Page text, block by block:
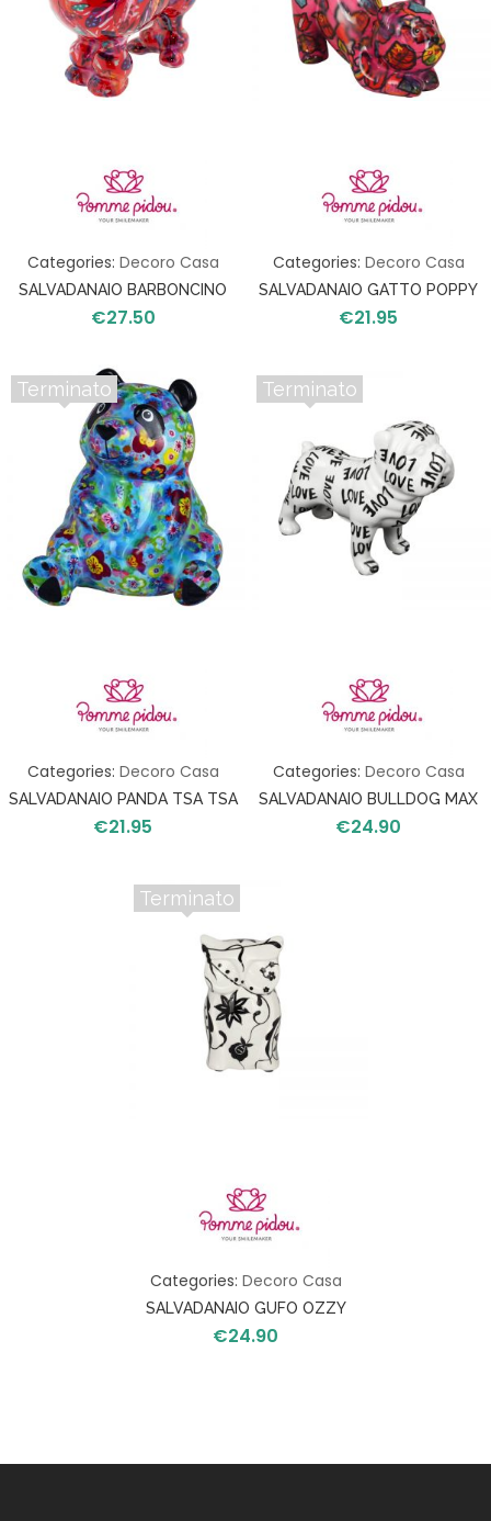
Categories: Decoro Casa
SALVADANAIO BARBONCINO
PARIS
€27.50
Categories: Decoro Casa
SALVADANAIO GATTO POPPY
€21.95
Terminato
Categories: Decoro Casa
SALVADANAIO PANDA TSA TSA
€21.95
Terminato
Categories: Decoro Casa
SALVADANAIO BULLDOG MAX
€24.90
Terminato
Categories: Decoro Casa
SALVADANAIO GUFO OZZY
€24.90